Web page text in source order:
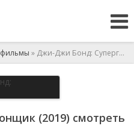
» Джи-Джи Бонд: Супергонщик
(2019) смотреть